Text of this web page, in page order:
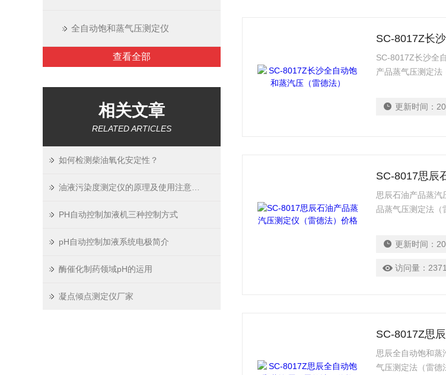
全自动饱和蒸气压测定仪
查看全部
相关文章
RELATED ARTICLES
如何检测柴油氧化安定性？
PH自动控制加液机三种控制方式
pH自动控制加液系统电极简介
酶催化制药领域pH的运用
凝点倾点测定仪厂家
SC-8017Z长
SC-8017Z长沙全
产品蒸气压测定法
更新时间：
SC-8017思辰
思辰石油产品蒸
品蒸气压测定法（
更新时间：
访问量： 2371
SC-8017Z思
思辰全自动饱和蒸
气压测定法（雷德